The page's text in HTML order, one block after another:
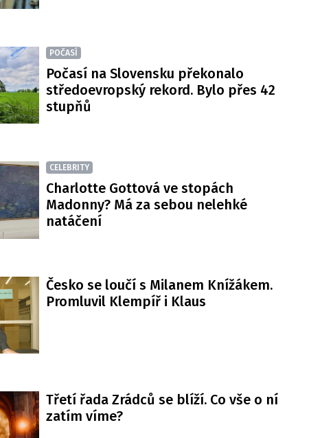
POČASÍ
Počasí na Slovensku překonalo
středoevropský rekord. Bylo přes 42
stupňů
CELEBRITY
Charlotte Gottová ve stopách
Madonny? Má za sebou nelehké
natáčení
Česko se loučí s Milanem Knížákem.
Promluvil Klempíř i Klaus
Třetí řada Zrádců se blíží. Co vše o ní
zatím víme?